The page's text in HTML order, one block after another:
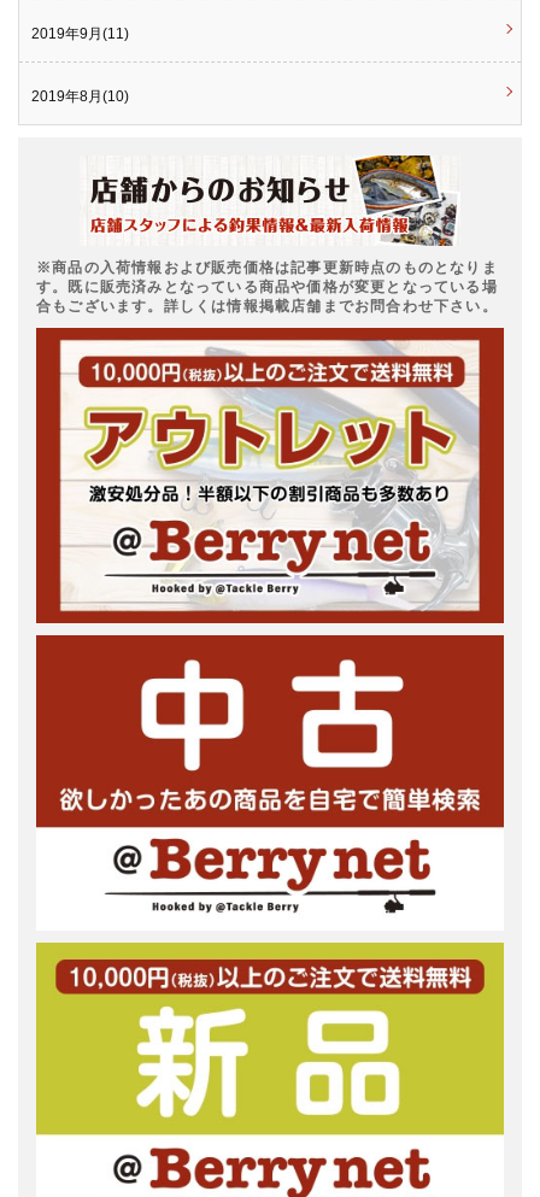
2019年9月(11)
2019年8月(10)
※商品の入荷情報および販売価格は記事更新時点のものとなりま
す。既に販売済みとなっている商品や価格が変更となっている場
合もございます。詳しくは情報掲載店舗までお問合わせ下さい。